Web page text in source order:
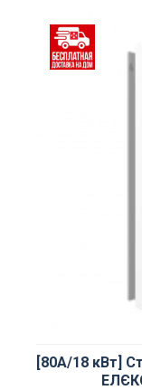
[80А/18 кВт]